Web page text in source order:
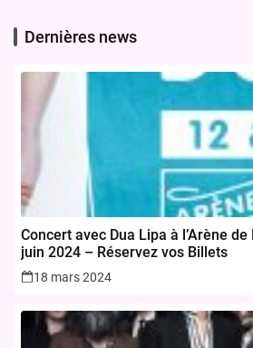
Dernières news
Concert avec Dua Lipa à l’Arène
juin 2024 – Réservez vos Billets
18 mars 2024